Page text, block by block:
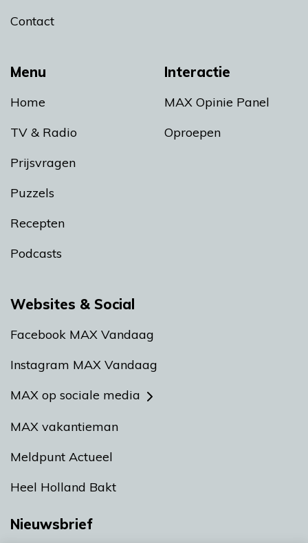
Menu
Home
TV & Radio
Prijsvragen
Puzzels
Recepten
Podcasts
Interactie
MAX Opinie Panel
Oproepen
Contact
Websites & Social
Facebook MAX Vandaag
Instagram MAX Vandaag
MAX op sociale media
MAX vakantieman
Meldpunt Actueel
Heel Holland Bakt
Nieuwsbrief